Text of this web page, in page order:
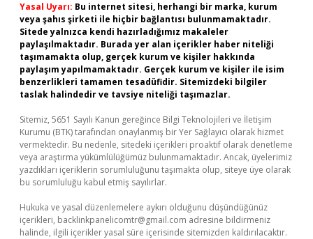
Yasal Uyarı: Bu internet sitesi, herhangi bir marka, kurum
veya şahıs şirketi ile hiçbir bağlantısı bulunmamaktadır.
Sitede yalnızca kendi hazırladığımız makaleler
paylaşılmaktadır. Burada yer alan içerikler haber niteliği
taşımamakta olup, gerçek kurum ve kişiler hakkında
paylaşım yapılmamaktadır. Gerçek kurum ve kişiler ile isim
benzerlikleri tamamen tesadüfidir. Sitemizdeki bilgiler
taslak halindedir ve tavsiye niteliği taşımazlar.
Sitemiz, 5651 Sayılı Kanun gereğince Bilgi Teknolojileri ve İletişim
Kurumu (BTK) tarafından onaylanmış bir Yer Sağlayıcı olarak hizmet
vermektedir. Bu nedenle, sitedeki içerikleri proaktif olarak denetleme
veya araştırma yükümlülüğümüz bulunmamaktadır. Ancak, üyelerimiz
yazdıkları içeriklerin sorumluluğunu taşımakta olup, siteye üye olarak
bu sorumluluğu kabul etmiş sayılırlar.
Hukuka ve yasal düzenlemelere aykırı olduğunu düşündüğünüz
içerikleri, backlinkpanelicomtr@gmail.com adresine bildirmeniz
halinde, ilgili içerikler yasal süre içerisinde sitemizden kaldırılacaktır.